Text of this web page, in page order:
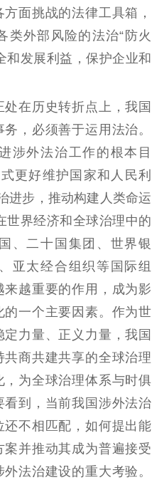
面挑战的法律工具箱，
类外部风险的法治“防火
和发展利益，保护企业和
在历史转折点上，我国
，必须善于运用法治。
涉外法治工作的根本目
更好维护国家和人民利
进步，推动构建人类命运
世界经济和全球治理中的
、二十国集团、世界银
亚太经合组织等国际组
越重要的作用，成为影
一个主要因素。作为世
力量、正义力量，我国
商共建共享的全球治理
为全球治理体系与时俱
到，当前我国涉外法治
不相匹配，如何提出能
并推动其成为普遍接受
法治建设的重大考验。